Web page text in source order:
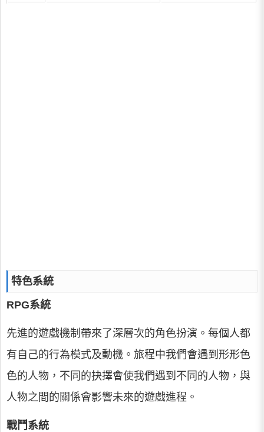
特色系統
RPG系統
先進的遊戲機制帶來了深層次的角色扮演。每個人都
有自己的行為模式及動機。旅程中我們會遇到形形色
色的人物，不同的抉擇會使我們遇到不同的人物，與
人物之間的關係會影響未來的遊戲進程。
戰鬥系統